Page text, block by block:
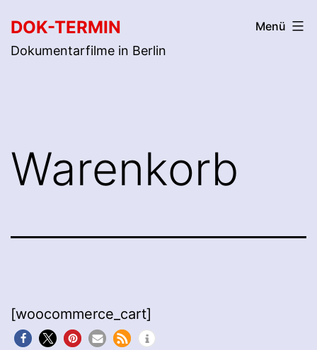
Inhalt
springen
DOK-TERMIN
Dokumentarfilme in Berlin
Menü
Warenkorb
[woocommerce_cart]